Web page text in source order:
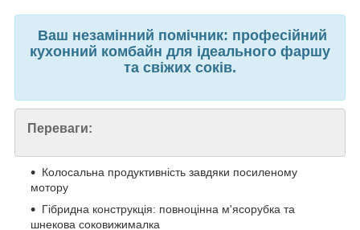
Ваш незамінний помічник: професійний
кухонний комбайн для ідеального фаршу
та свіжих соків.
Переваги:
Колосальна продуктивність завдяки посиленому
мотору
Гібридна конструкція: повноцінна м'ясорубка та
шнекова соковижималка